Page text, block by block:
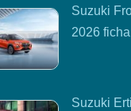
Suzuki
2026
Suzuki